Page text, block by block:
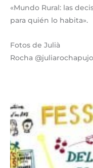
«Mundo Rural: las
para quién lo habita».
Fotos de Julià
Rocha